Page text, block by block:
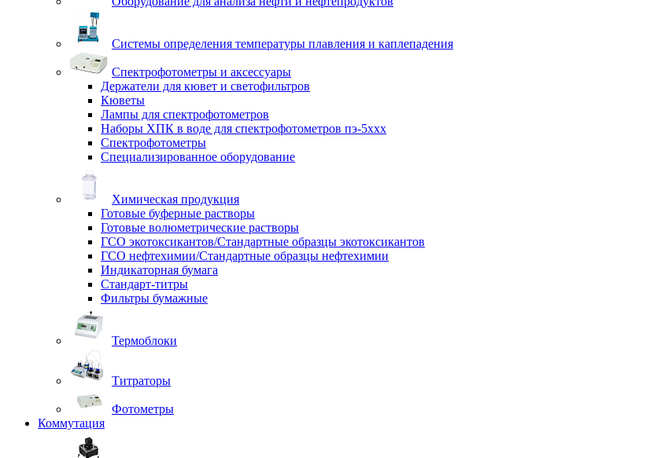
Системы определения температуры плавления и каплепадения
Спектрофотометры и аксессуары
Держатели для кювет и светофильтров
Кюветы
Лампы для спектрофотометров
Наборы ХПК в воде для спектрофотометров пэ-5ххх
Спектрофотометры
Специализированное оборудование
Химическая продукция
Готовые буферные растворы
Готовые волюметрические растворы
ГСО экотоксикантов/Стандартные образцы экотоксикантов
ГСО нефтехимии/Стандартные образцы нефтехимии
Индикаторная бумага
Стандарт-титры
Фильтры бумажные
Термоблоки
Титраторы
Фотометры
Коммутация